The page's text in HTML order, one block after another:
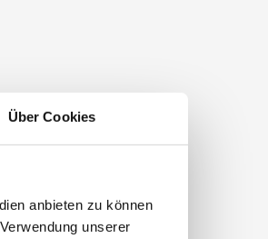
Über Cookies
anbieten zu können
unserer